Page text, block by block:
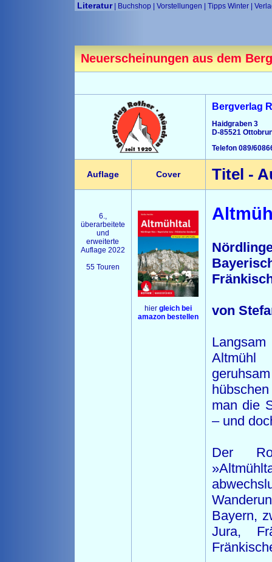
Literatur| Buchshop| Vorstellungen Tipps Winter|
Neuerscheinungen aus dem
Bergverlag
Haidgraben 3
D-85521
Telefon 089/
Auflage Cover Titel -
6.,
überarbeitete
und
erweiterte
Auflage 2022
55 Touren
hier gleich bei
amazon bestellen
von
man die
– und
Der
Bayern,
Jura,